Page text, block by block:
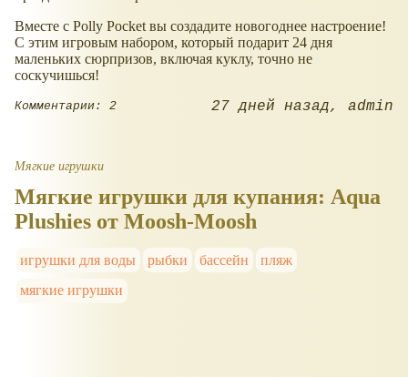
Вместе с Polly Pocket вы создадите новогоднее настроение!
С этим игровым набором, который подарит 24 дня
маленьких сюрпризов, включая куклу, точно не
соскучишься!
Комментарии: 2 27 дней назад admin
Мягкие игрушки
Мягкие игрушки для купания: Aqua
Plushies от Moosh-Moosh
игрушки для воды рыбки бассейн
пляж
мягкие игрушки